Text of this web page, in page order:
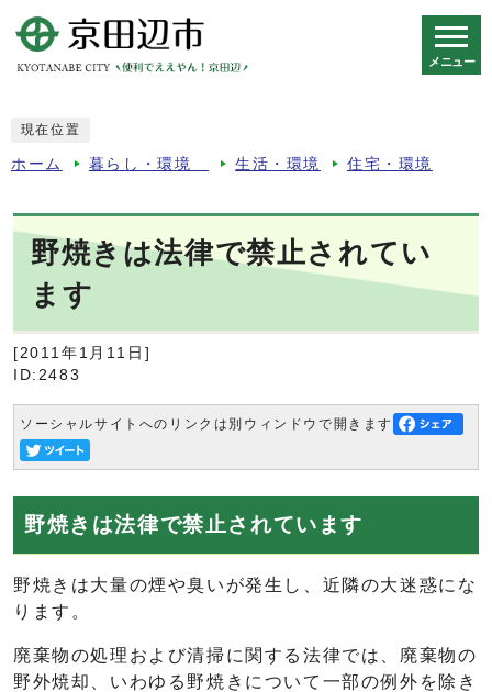
メニュー
現在位置
ホーム 暮らし・環境 生活・環境 住宅・環境
野焼きは法律で禁止されてい
ます
[2011年1月11日]
ID:2483
ソーシャルサイトへのリンクは別ウィンドウで開きます
野焼きは法律で禁止されています
野焼きは大量の煙や臭いが発生し、近隣の大迷惑にな
ります。
廃棄物の処理および清掃に関する法律では、廃棄物の
野外焼却、いわゆる野焼きについて一部の例外を除き